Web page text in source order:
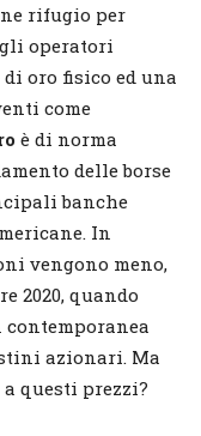
rifugio per
operatori
oro fisico ed una
come
è di norma
delle borse
banche
In
vengono meno,
2020, quando
azionari. Ma
a questi prezzi?